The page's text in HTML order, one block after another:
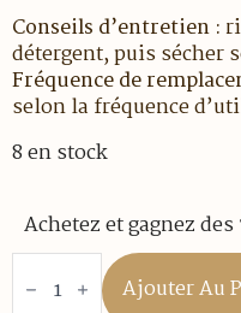
Conseils d’entretien :
détergent, puis sécher
Fréquence de
selon la fréquence
8 en stock
Achetez et gagnez
quantité
Joints Ajouter Au